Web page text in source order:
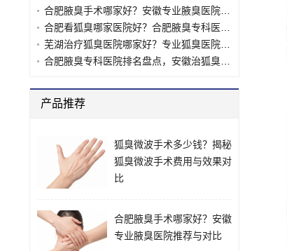
产品推荐
狐臭微波手术多少钱？揭秘
狐臭微波手术费用与效果对
比
合肥腋臭手术哪家好？安徽
专业腋臭医院推荐与对比